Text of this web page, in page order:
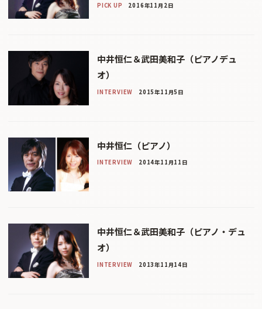
PICK UP 2016年11月2日
中井恒仁＆武田美和子（ピアノデュ
オ）
INTERVIEW 2015年11月5日
中井恒仁（ピアノ）
INTERVIEW 2014年11月11日
中井恒仁＆武田美和子（ピアノ・デュ
オ）
INTERVIEW 2013年11月14日